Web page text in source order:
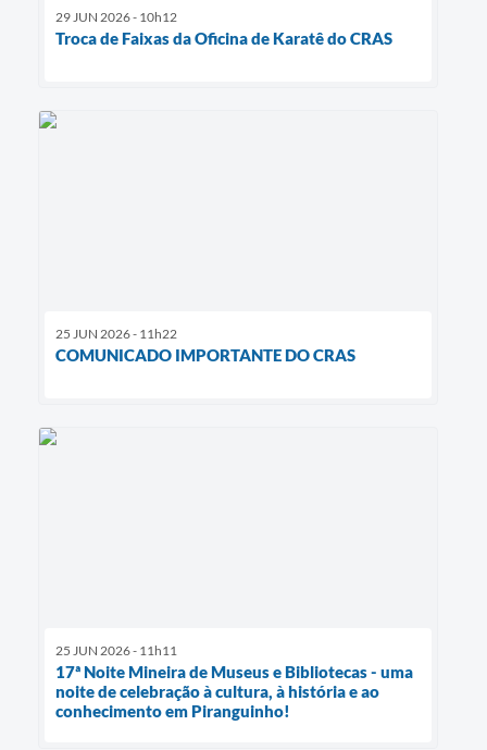
29 JUN 2026 - 10h12
Troca de Faixas da Oficina de Karatê do CRAS
25 JUN 2026 - 11h22
COMUNICADO IMPORTANTE DO CRAS
25 JUN 2026 - 11h11
17ª Noite Mineira de Museus e Bibliotecas - uma
noite de celebração à cultura, à história e ao
conhecimento em Piranguinho!